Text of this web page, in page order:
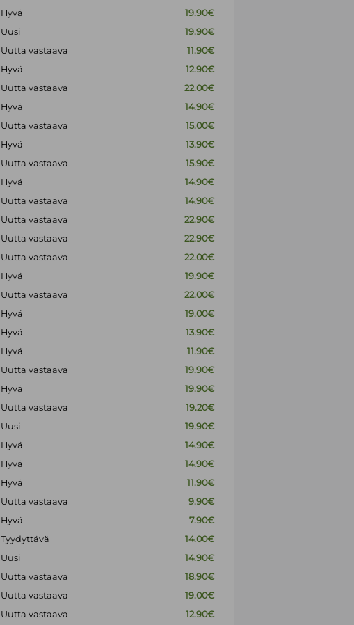
Hyvä
19.90€
Uusi
19.90€
Uutta vastaava
11.90€
Hyvä
12.90€
Uutta vastaava
22.00€
Hyvä
14.90€
Uutta vastaava
15.00€
Hyvä
13.90€
Uutta vastaava
15.90€
Hyvä
14.90€
Uutta vastaava
14.90€
Uutta vastaava
22.90€
Uutta vastaava
22.90€
Uutta vastaava
22.00€
Hyvä
19.90€
Uutta vastaava
22.00€
Hyvä
19.00€
Hyvä
13.90€
Hyvä
11.90€
Uutta vastaava
19.90€
Hyvä
19.90€
Uutta vastaava
19.20€
Uusi
19.90€
Hyvä
14.90€
Hyvä
14.90€
Hyvä
11.90€
Uutta vastaava
9.90€
Hyvä
7.90€
Tyydyttävä
14.00€
Uusi
14.90€
Uutta vastaava
18.90€
Uutta vastaava
19.00€
Uutta vastaava
12.90€